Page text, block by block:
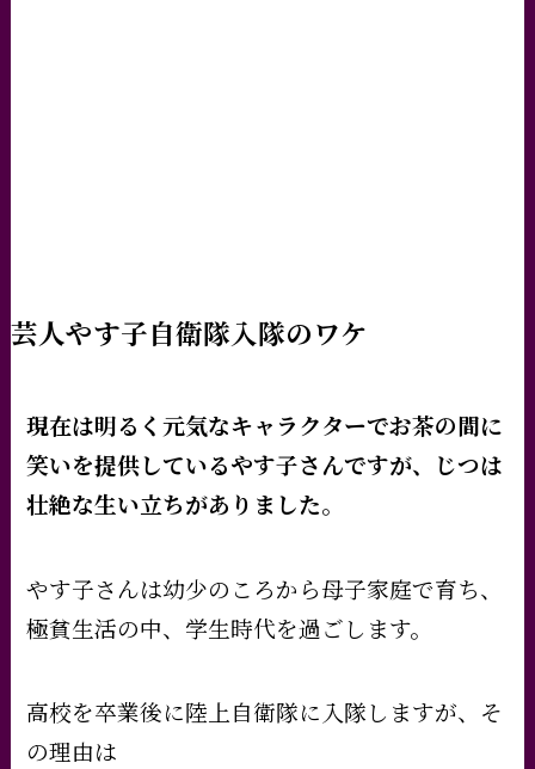
芸人やす子自衛隊入隊のワケ
現在は明るく元気なキャラクターでお茶の間に
笑いを提供しているやす子さんですが、じつは
壮絶な生い立ちがありました。
やす子さんは幼少のころから母子家庭で育ち、
極貧生活の中、学生時代を過ごします。
高校を卒業後に陸上自衛隊に入隊しますが、そ
の理由は